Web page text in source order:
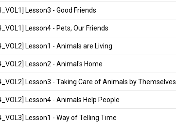
Lesson3 - Good Friends
Lesson4 - Pets, Our Friends
Lesson1 - Animals are Living
Lesson2 - Animal's Home
Lesson3 - Taking Care of Animals by Themselves
Lesson4 - Animals Help People
Lesson1 - Way of Telling Time